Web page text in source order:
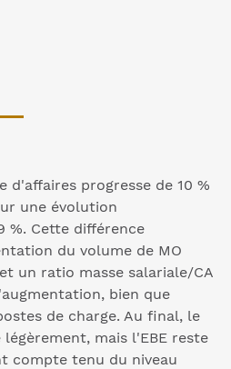
d'affaires progresse de 10 %
une évolution
%. Cette différence
du volume de MO
un ratio masse salariale/CA
bien que
de charge. Au final, le
mais l'EBE reste
compte tenu du niveau